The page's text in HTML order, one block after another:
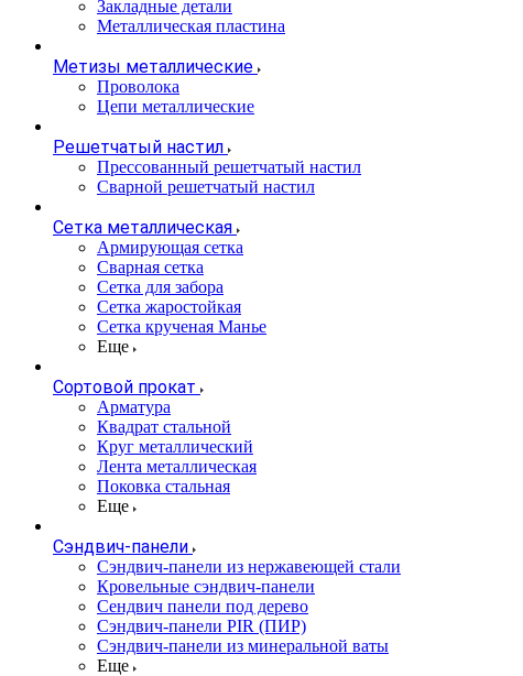
Закладные детали
Металлическая пластина
Метизы металлические
Проволока
Цепи металлические
Решетчатый настил
Прессованный решетчатый настил
Сварной решетчатый настил
Сетка металлическая
Армирующая сетка
Сварная сетка
Сетка для забора
Сетка жаростойкая
Сетка крученая Манье
Еще
Сортовой прокат
Арматура
Квадрат стальной
Круг металлический
Лента металлическая
Поковка стальная
Еще
Сэндвич-панели
Cэндвич-панели из нержавеющей стали
Кровельные сэндвич-панели
Сендвич панели под дерево
Сэндвич-панели PIR (ПИР)
Сэндвич-панели из минеральной ваты
Еще